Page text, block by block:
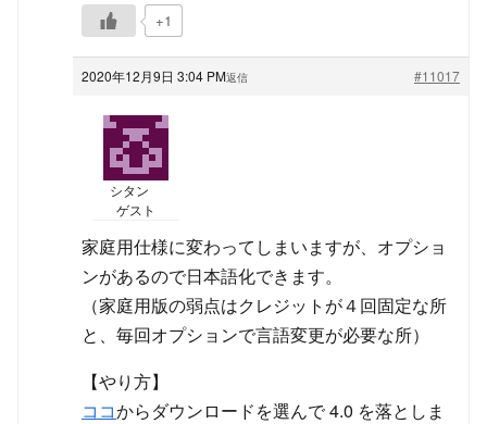
+1
2020年12月9日 3:04 PM #11017
返信
シタン
ゲスト
家庭用仕様に変わってしまいますが、オプショ
ンがあるので日本語化できます。
（家庭用版の弱点はクレジットが４回固定な所
と、毎回オプションで言語変更が必要な所）
【やり方】
ココからダウンロードを選んで 4.0 を落としま